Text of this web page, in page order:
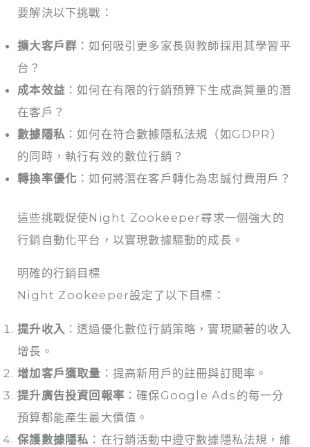
要解決以下挑戰：
擴大客戶群 ：如何吸引更多家長與教師採用其學習平
台？
成本效益 ：如何在有限的行銷預算下生成高質量的潛
在客戶？
數據隱私 ：如何在符合數據隱私法規（如GDPR）
的同時，執行有效的數位行銷？
轉換率優化 ：如何將潛在客戶轉化為忠誠付費用戶？
這些挑戰促使Night Zookeeper尋求一個強大的
行銷自動化平台，以實現數據驅動的成長。
明確的行銷目標
Night Zookeeper設定了以下目標：
提升收入 ：透過優化數位行銷策略，實現顯著的收入
增長。
增加客戶獲取量 ：提高新用戶的註冊與訂閱率。
提升廣告投資回報率 ：確保Google Ads的每一分
預算都能產生最大價值。
保護數據隱私 ：在行銷活動中遵守數據隱私法規，維